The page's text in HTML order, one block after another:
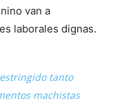
van a
laborales dignas.
tanto
machistas